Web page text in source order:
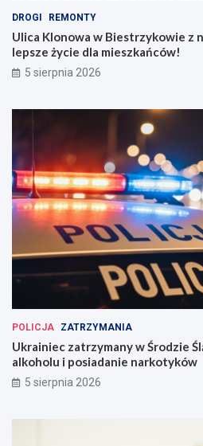
DROGI REMONTY
Ulica Klonowa w Biestrzykowie z
lepsze życie dla mieszkańców!
5 sierpnia 2026
POLICJA ZATRZYMANIA
Ukrainiec zatrzymany w Środzie
alkoholu i posiadanie narkotyków
5 sierpnia 2026